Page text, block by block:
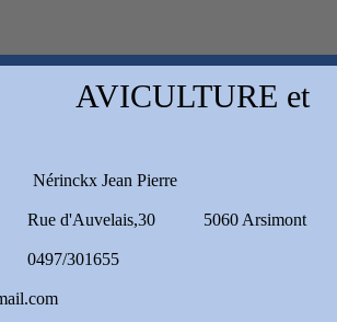
et
Jean Pierre
5060 Arsimont